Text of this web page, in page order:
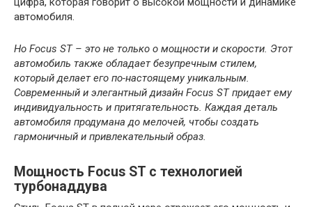
автомобиля.
Но Focus ST – это не только о мощности и скорости. Этот
автомобиль также обладает безупречным стилем,
который делает его по-настоящему уникальным.
Современный и элегантный дизайн Focus ST придает ему
индивидуальность и притягательность. Каждая деталь
автомобиля продумана до мелочей, чтобы создать
гармоничный и привлекательный образ.
Мощность Focus ST с технологией
турбонаддува